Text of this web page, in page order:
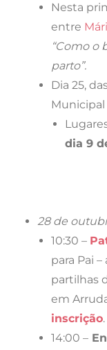
Nesta
entre
“Como o
parto”.
Dia 25,
dia 9
28 de
10:30 –
para Pai
partilhas
em
inscrição.
14:00 –